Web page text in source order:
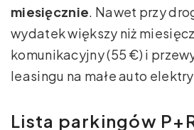
miesięcznie. Nawet przy
wydatek większy niż
komunikacyjny (55 €) i
leasingu na małe auto
Lista parkingów